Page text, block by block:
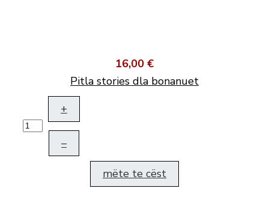
16,00 €
Pitla stories dla bonanuet
+
–
mëte te cëst